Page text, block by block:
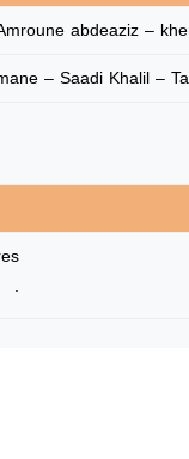
abdeaziz –
– Saadi Khalil –
.